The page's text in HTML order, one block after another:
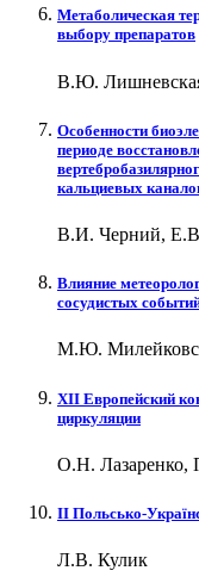
Метаболическая
выбору препаратов
В.Ю.
Особенности
периоде
кальциевых
В.И. Черний,
Влияние
сосудистых
М.Ю.
XII Европейский
циркуляции
О.Н.
II Польсько-
Л.В. Кулик